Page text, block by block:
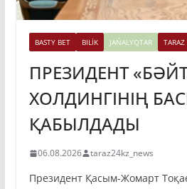
ПРЕЗИДЕНТ
ХОЛДИНГІНІҢ
ҚАБЫЛДАДЫ